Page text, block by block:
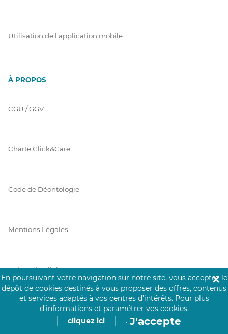
Utilisation de l'application mobile
À PROPOS
CGU / GGV
Charte Click&Care
Code de Déontologie
Mentions Légales
Prérequis Click&Care
Protection des Données
En poursuivant votre navigation sur notre site, vous acceptez le
dépôt de cookies destinés à vous proposer des offres, contenus
et services adaptés à vos centres d’intérêts. Pour plus
d’informations et paramétrer vos cookies,
cliquez ici
. J'accepte
✕